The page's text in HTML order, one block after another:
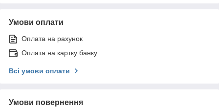
Умови оплати
Оплата на рахунок
Оплата на картку банку
Всі умови оплати
Умови повернення